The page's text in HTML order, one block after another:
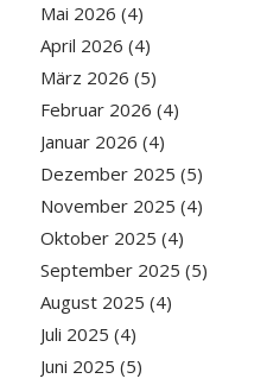
Mai 2026 (4)
April 2026 (4)
März 2026 (5)
Februar 2026 (4)
Januar 2026 (4)
Dezember 2025 (5)
November 2025 (4)
Oktober 2025 (4)
September 2025 (5)
August 2025 (4)
Juli 2025 (4)
Juni 2025 (5)